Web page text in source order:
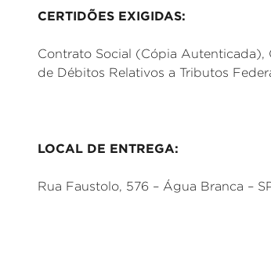
CERTIDÕES EXIGIDAS:
Contrato Social (Cópia Autenticada),
de Débitos Relativos a Tributos
LOCAL DE ENTREGA:
Rua Faustolo, 576 – Água Branca –